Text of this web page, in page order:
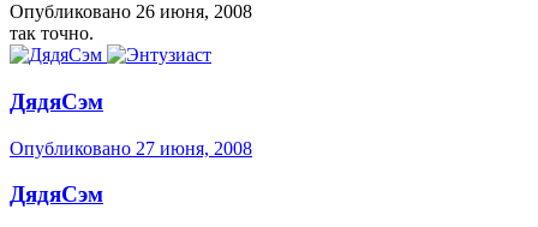
Опубликовано 26 июня, 2008
так точно.
ДядяСэм
Опубликовано 27 июня, 2008
ДядяСэм